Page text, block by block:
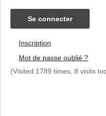
Se connecter
Inscription
Mot de passe oublié ?
(Visited 1789 times, 8 visits